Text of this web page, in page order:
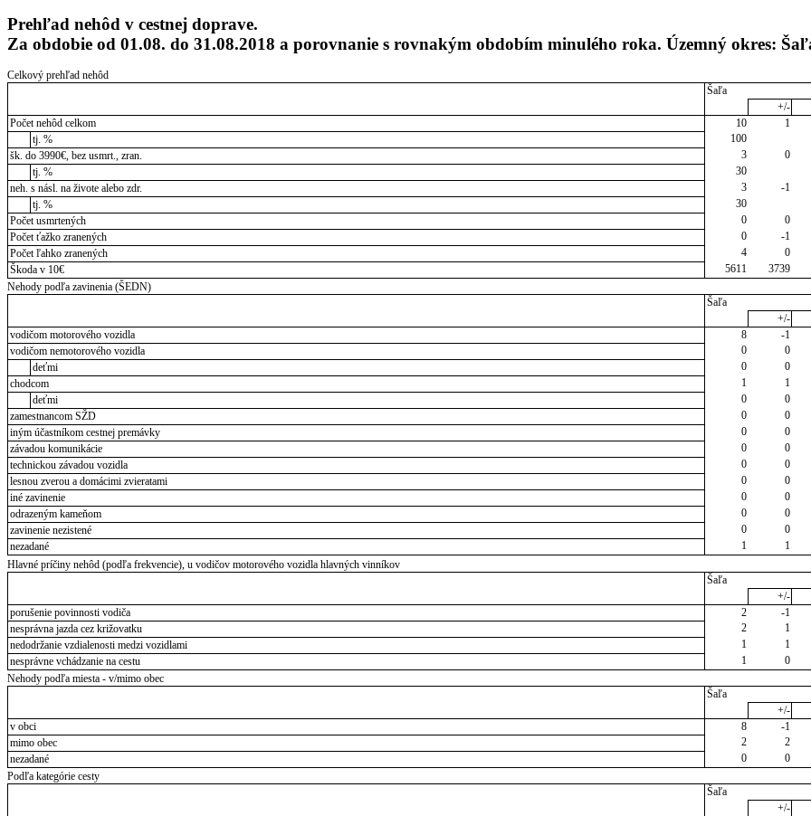
Prehľad nehôd v cestnej doprave.
Za obdobie od 01.08. do 31.08.2018 a porovnanie s rovnakým obdobím minulého roka. Územný okres:
Celkový prehľad nehôd
Šaľa
+/-
Počet nehôd celkom
10 1
tj. %
100
šk. do 3990€, bez usmrt., zran.
3 0
tj. %
30
neh. s násl. na živote alebo zdr.
3 -1
tj. %
30
Počet usmrtených
0 0
Počet ťažko zranených
0 -1
Počet ľahko zranených
4 0
Škoda v 10€
5611 3739
Nehody podľa zavinenia (ŠEDN)
Šaľa
+/-
vodičom motorového vozidla
8 -1
vodičom nemotorového vozidla
0 0
deťmi
0 0
chodcom
1 1
deťmi
0 0
zamestnancom SŽD
0 0
iným účastníkom cestnej premávky
0 0
závadou komunikácie
0 0
technickou závadou vozidla
0 0
lesnou zverou a domácimi zvieratami
0 0
iné zavinenie
0 0
odrazeným kameňom
0 0
zavinenie nezistené
0 0
nezadané
1 1
Hlavné príčiny nehôd (podľa frekvencie), u vodičov motorového vozidla hlavných vinníkov
Šaľa
+/-
porušenie povinnosti vodiča
2 -1
nesprávna jazda cez križovatku
2 1
nedodržanie vzdialenosti medzi vozidlami
1 1
nesprávne vchádzanie na cestu
1 0
Nehody podľa miesta - v/mimo obec
Šaľa
+/-
v obci
8 -1
mimo obec
2 2
nezadané
0 0
Podľa kategórie cesty
Šaľa
+/-